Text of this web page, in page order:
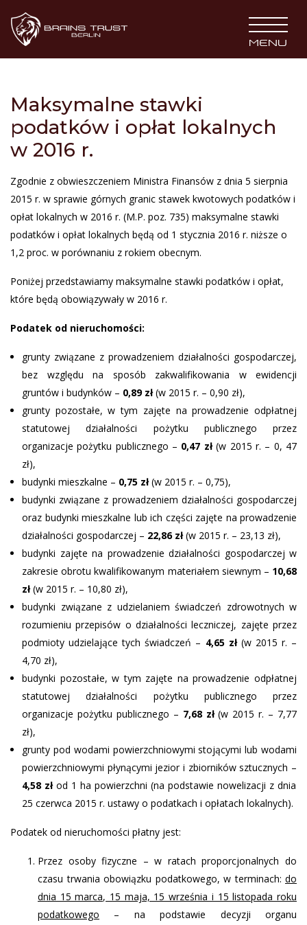
BRAINS TRUST
MENU
Maksymalne stawki
podatków i opłat lokalnych
w 2016 r.
Zgodnie z obwieszczeniem Ministra Finansów z dnia 5 sierpnia
2015 r. w sprawie górnych granic stawek kwotowych podatków i
opłat lokalnych w 2016 r. (M.P. poz. 735) maksymalne stawki
podatków i opłat lokalnych będą od 1 stycznia 2016 r. niższe o
1,2 proc. w porównaniu z rokiem obecnym.
Poniżej przedstawiamy maksymalne stawki podatków i opłat,
które będą obowiązywały w 2016 r.
Podatek od nieruchomości:
grunty związane z prowadzeniem działalności gospodarczej,
bez względu na sposób zakwalifikowania w ewidencji
gruntów i budynków – 0,89 zł(w 2015 r. – 0,90 zł),
grunty pozostałe, w tym zajęte na prowadzenie odpłatnej
statutowej działalności pożytku publicznego przez
organizacje pożytku publicznego – 0,47 zł (w 2015 r. – 0, 47
zł),
budynki mieszkalne – 0,75 zł (w 2015 r. – 0,75),
budynki związane z prowadzeniem działalności gospodarczej
oraz budynki mieszkalne lub ich części zajęte na prowadzenie
działalności gospodarczej – 22,86 zł(w 2015 r. – 23,13 zł),
budynki zajęte na prowadzenie działalności gospodarczej w
zakresie obrotu kwalifikowanym materiałem siewnym – 10,68
zł (w 2015 r. – 10,80 zł),
budynki związane z udzielaniem świadczeń zdrowotnych w
rozumieniu przepisów o działalności leczniczej, zajęte przez
podmioty udzielające tych świadczeń – 4,65 zł(w 2015 r. –
4,70 zł),
budynki pozostałe, w tym zajęte na prowadzenie odpłatnej
statutowej działalności pożytku publicznego przez
organizacje pożytku publicznego – 7,68 zł(w 2015 r. – 7,77
zł),
grunty pod wodami powierzchniowymi stojącymi lub wodami
powierzchniowymi płynącymi jezior i zbiorników sztucznych –
4,58 złod 1 ha powierzchni (na podstawie nowelizacji z dnia
25 czerwca 2015 r. ustawy o podatkach i opłatach lokalnych).
Podatek od nieruchomości płatny jest:
Przez osoby fizyczne – w ratach proporcjonalnych do
czasu trwania obowiązku podatkowego, w terminach: do
dnia 15 marca, 15 maja, 15 września i 15 listopada roku
podatkowego – na podstawie decyzji organu